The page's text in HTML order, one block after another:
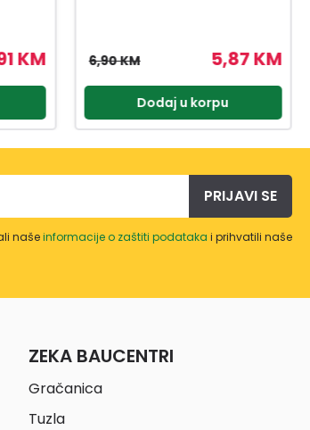
KM 2,47 KM
2,90 KM
Dodaj u korpu
PRIJAVI SE
našeinformacije o zaštiti podataka i prihvatili naše
ZEKA BAUCENTRI
Gračanica
Tuzla